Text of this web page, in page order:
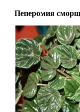
Пеперомия